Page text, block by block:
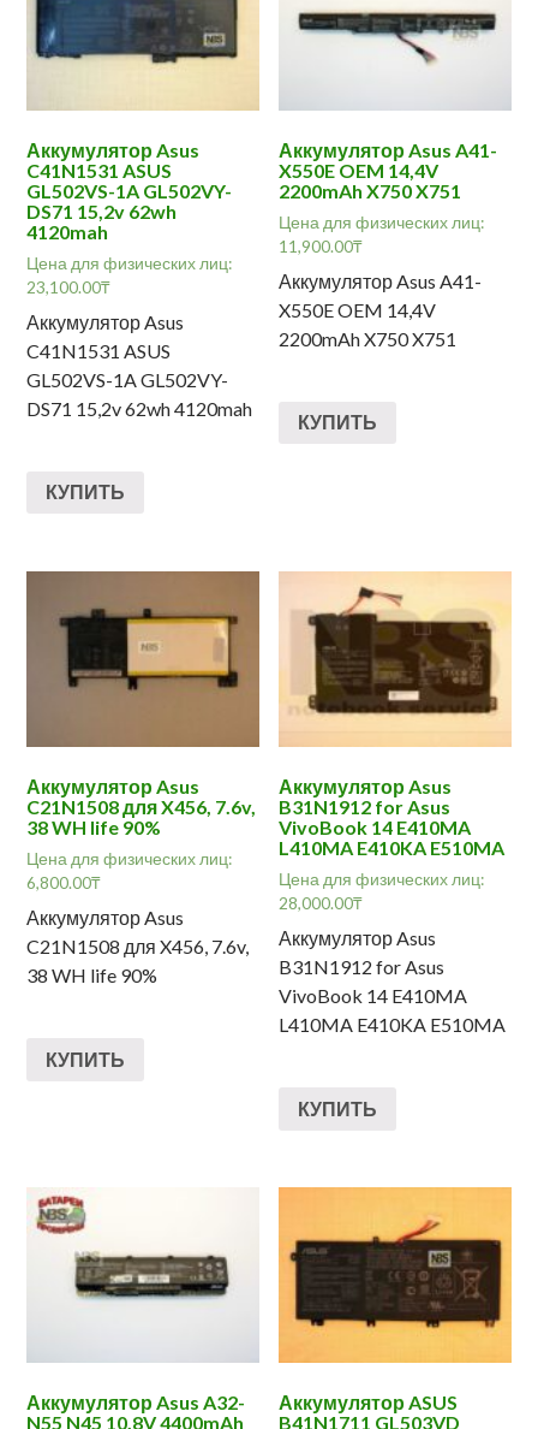
Аккумулятор Asus
C41N1531 ASUS
GL502VS-1A GL502VY-
DS71 15,2v 62wh
4120mah
Цена для физических лиц:
23,100.00₸
Аккумулятор Asus
C41N1531 ASUS
GL502VS-1A GL502VY-
DS71 15,2v 62wh 4120mah
КУПИТЬ
Аккумулятор Asus A41-
X550E OEM 14,4V
2200mAh X750 X751
Цена для физических лиц:
11,900.00₸
Аккумулятор Asus A41-
X550E OEM 14,4V
2200mAh X750 X751
КУПИТЬ
Аккумулятор Asus
C21N1508 для X456, 7.6v,
38 WH life 90%
Цена для физических лиц:
6,800.00₸
Аккумулятор Asus
C21N1508 для X456, 7.6v,
38 WH life 90%
КУПИТЬ
Аккумулятор Asus
B31N1912 for Asus
VivoBook 14 E410MA
L410MA E410KA E510MA
Цена для физических лиц:
28,000.00₸
Аккумулятор Asus
B31N1912 for Asus
VivoBook 14 E410MA
L410MA E410KA E510MA
КУПИТЬ
Аккумулятор Asus A32-
N55 N45 10.8V 4400mAh
Аккумулятор ASUS
B41N1711 GL503VD